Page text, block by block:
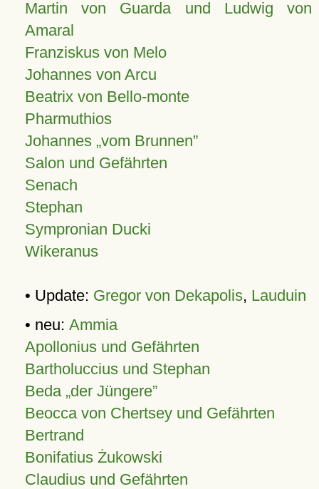
Martin von Guarda und Ludwig von
Amaral
Franziskus von Melo
Johannes von Arcu
Beatrix von Bello-monte
Pharmuthios
Johannes vom Brunnen
Salon und Gefährten
Senach
Stephan
Sympronian Ducki
Wikeranus
• Update: Gregor von Dekapolis, Lauduin
• neu: Ammia
Apollonius und Gefährten
Bartholuccius und Stephan
Beda „der Jüngere”
Beocca von Chertsey und Gefährten
Bertrand
Bonifatius Żukowski
Claudius und Gefährten